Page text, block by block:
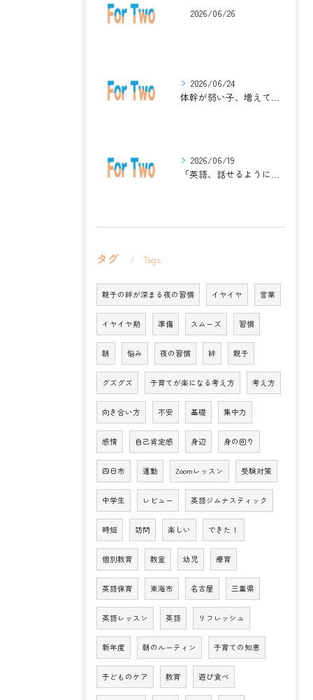
2026/06/26
2026/06/24
体幹が弱い子、増えています。英語ジムナスティックで楽しく解決！
2026/06/19
「英語、話せるようになりたい」中学生・高校生のためのZoomレッスン
タグ Tags
親子の絆が深まる夜の習慣 イヤイヤ 言葉
イヤイヤ期 準備 スムーズ 習慣
朝 悩み 夜の習慣 絆 親子
グズグズ 子育てが楽になる考え方 考え方
向き合い方 不安 基礎 集中力
感情 自己肯定感 身辺 身の回り
四日市 運動 Zoomレッスン 受験対策
中学生 レビュー 英語ジムナスティック
時短 訪問 楽しい できた！
個別教育 教室 幼児 療育
英語保育 東海市 名古屋 三重県
英語レッスン 英語 リフレッシュ
新年度 朝のルーティン 子育ての知恵
子どものケア 教育 遊び食べ